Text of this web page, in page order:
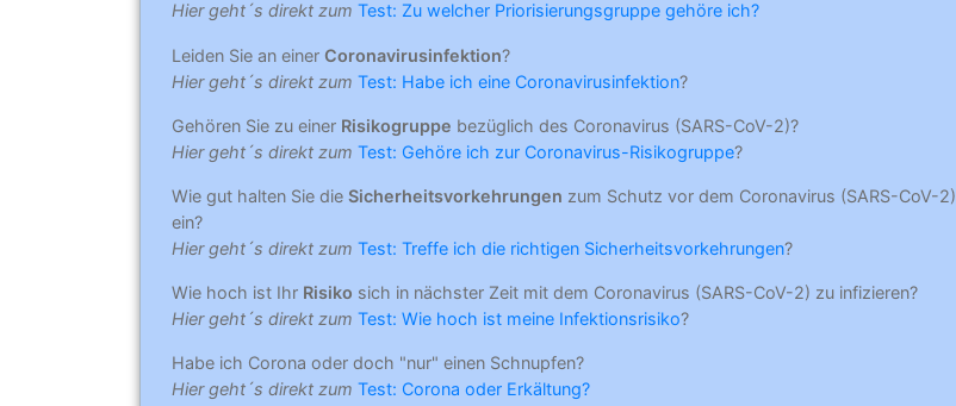
Hier geht´s direkt zum Test: Zu welcher Priorisierungsgruppe gehöre ich?
Leiden Sie an einer Coronavirusinfektion?
Hier geht´s direkt zum Test: Habe ich eine Coronavirusinfektion?
Gehören Sie zu einer Risikogruppe bezüglich des Coronavirus (SARS-CoV-2)?
Hier geht´s direkt zum Test: Gehöre ich zur Coronavirus-Risikogruppe?
Wie gut halten Sie die Sicherheitsvorkehrungen zum Schutz vor dem Coronavirus (SARS-CoV-2)
ein?
Hier geht´s direkt zum Test: Treffe ich die richtigen Sicherheitsvorkehrungen?
Wie hoch ist Ihr Risiko sich in nächster Zeit mit dem Coronavirus (SARS-CoV-2) zu infizieren?
Hier geht´s direkt zum Test: Wie hoch ist meine Infektionsrisiko?
Habe ich Corona oder doch "nur" einen Schnupfen?
Hier geht´s direkt zum Test: Corona oder Erkältung?